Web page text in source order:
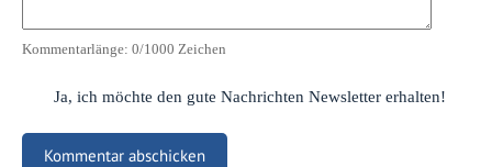
Kommentarlänge: 0/1000 Zeichen
Ja, ich möchte den gute Nachrichten Newsletter erhalten!
Kommentar abschicken